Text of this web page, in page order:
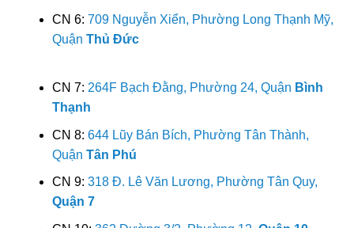
CN 6: 709 Nguyễn Xiển, Phường Long Thạnh Mỹ,
Quận Thủ Đức
CN 7: 264F Bạch Đằng, Phường 24, Quận Bình
Thạnh
CN 8: 644 Lũy Bán Bích, Phường Tân Thành,
Quận Tân Phú
CN 9: 318 Đ. Lê Văn Lương, Phường Tân Quy,
Quận 7